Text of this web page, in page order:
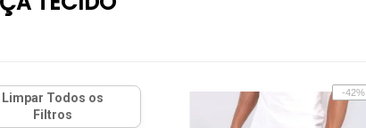
-42%